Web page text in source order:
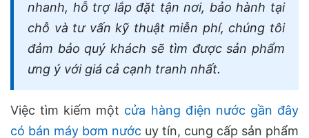
nhanh, hỗ trợ lắp đặt tận nơi, bảo hành tại
chỗ và tư vấn kỹ thuật miễn phí, chúng tôi
đảm bảo quý khách sẽ tìm được sản phẩm
ưng ý với giá cả cạnh tranh nhất.
Việc tìm kiếm một cửa hàng điện nước gần đây
có bán máy bơm nước uy tín, cung cấp sản phẩm